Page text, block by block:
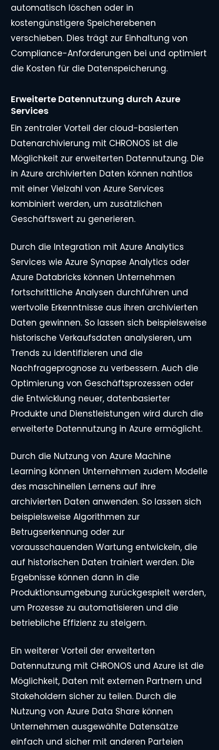
automatisch löschen oder in
kostengünstigere Speicherebenen
verschieben. Dies trägt zur Einhaltung von
Compliance-Anforderungen bei und optimiert
die Kosten für die Datenspeicherung.
Erweiterte Datennutzung durch Azure
Services
Ein zentraler Vorteil der cloud-basierten
Datenarchivierung mit CHRONOS ist die
Möglichkeit zur erweiterten Datennutzung. Die
in Azure archivierten Daten können nahtlos
mit einer Vielzahl von Azure Services
kombiniert werden, um zusätzlichen
Geschäftswert zu generieren.
Durch die Integration mit Azure Analytics
Services wie Azure Synapse Analytics oder
Azure Databricks können Unternehmen
fortschrittliche Analysen durchführen und
wertvolle Erkenntnisse aus ihren archivierten
Daten gewinnen. So lassen sich beispielsweise
historische Verkaufsdaten analysieren, um
Trends zu identifizieren und die
Nachfrageprognose zu verbessern. Auch die
Optimierung von Geschäftsprozessen oder
die Entwicklung neuer, datenbasierter
Produkte und Dienstleistungen wird durch die
erweiterte Datennutzung in Azure ermöglicht.
Durch die Nutzung von Azure Machine
Learning können Unternehmen zudem Modelle
des maschinellen Lernens auf ihre
archivierten Daten anwenden. So lassen sich
beispielsweise Algorithmen zur
Betrugserkennung oder zur
vorausschauenden Wartung entwickeln, die
auf historischen Daten trainiert werden. Die
Ergebnisse können dann in die
Produktionsumgebung zurückgespielt werden,
um Prozesse zu automatisieren und die
betriebliche Effizienz zu steigern.
Ein weiterer Vorteil der erweiterten
Datennutzung mit CHRONOS und Azure ist die
Möglichkeit, Daten mit externen Partnern und
Stakeholdern sicher zu teilen. Durch die
Nutzung von Azure Data Share können
Unternehmen ausgewählte Datensätze
einfach und sicher mit anderen Parteien